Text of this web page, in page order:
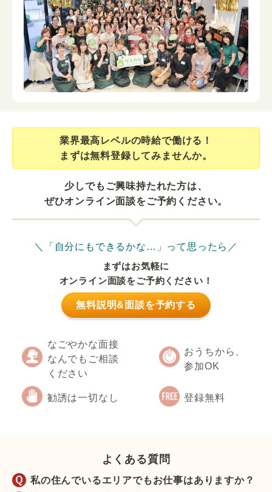
業界最⾼レベルの時給で働ける！
まずは無料登録してみませんか。
少しでもご興味持たれた方は、
ぜひオンライン面談をご予約ください。
＼「自分にもできるかな…」って思ったら／
まずはお気軽に
オンライン面談をご予約ください！
無料説明&面談を予約する
なごやかな面接
なんでもご相談
ください
おうちから、
参加OK
勧誘は一切なし 登録無料
よくある質問
私の住んでいるエリアでもお仕事はありますか？